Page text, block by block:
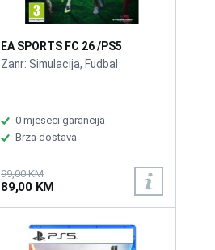
EA SPORTS FC 26 /PS5
Zanr: Simulacija, Fudbal
0 mjeseci garancija
Brza dostava
99,00 KM
89,00 KM